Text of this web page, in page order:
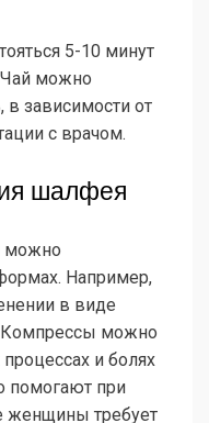
5-10 минут
Чай можно
в зависимости от
с врачом.
шалфея
можно
Например,
в виде
Компрессы можно
и болях
помогают при
женщины требует